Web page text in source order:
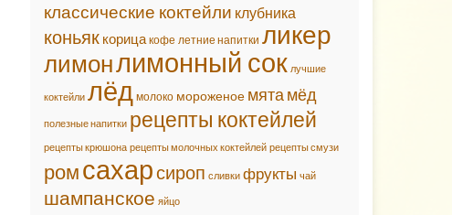
классические коктейли клубника
коньяк корица кофе летние напитки ликер
лимонлимонный сок лучшие
коктейли лёд молоко мороженое мятамёд
полезные напитки рецепты коктейлей
рецепты крюшона рецепты молочных коктейлей рецепты смузи
ромсахарсироп сливки фрукты чай
шампанское яйцо